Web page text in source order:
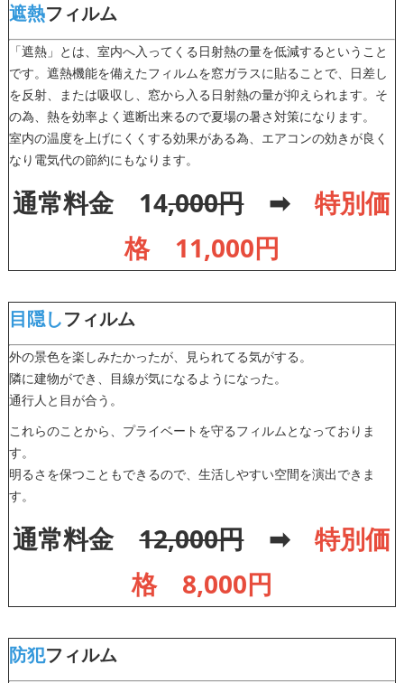
遮熱フィルム
「遮熱」とは、室内へ入ってくる日射熱の量を低減するということ
です。遮熱機能を備えたフィルムを窓ガラスに貼ることで、日差し
を反射、または吸収し、窓から入る日射熱の量が抑えられます。そ
の為、熱を効率よく遮断出来るので夏場の暑さ対策になります。
室内の温度を上げにくくする効果がある為、エアコンの効きが良く
なり電気代の節約にもなります。
通常料金 14,000円➡
特別価
格 11,000円
目隠しフィルム
外の景色を楽しみたかったが、見られてる気がする。
隣に建物ができ、目線が気になるようになった。
通行人と目が合う。
これらのことから、プライベートを守るフィルムとなっておりま
す。
明るさを保つこともできるので、生活しやすい空間を演出できま
す。
通常料金12,000円➡
特別価
格 8,000円
防犯フィルム